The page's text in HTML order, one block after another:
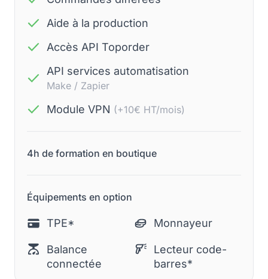
Aide à la production
Accès API Toporder
API services automatisation
Make / Zapier
Module VPN (+10€ HT/mois)
4h de formation en boutique
Équipements en option
TPE* Monnayeur
Balance
connectée
Lecteur code-
barres*